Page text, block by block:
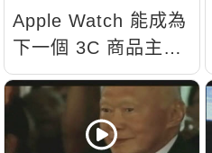
Apple Watch 能成為
下一個 3C 商品主
流？